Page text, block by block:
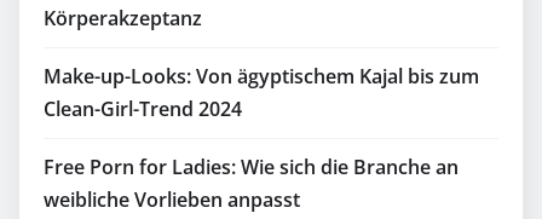
Körperakzeptanz
Make-up-Looks: Von ägyptischem Kajal bis zum
Clean-Girl-Trend 2024
Free Porn for Ladies: Wie sich die Branche an
weibliche Vorlieben anpasst